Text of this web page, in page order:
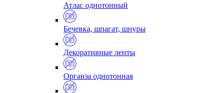
Атлас однотонный
Бечевка, шпагат, шнуры
Декоративные ленты
Органза однотонная